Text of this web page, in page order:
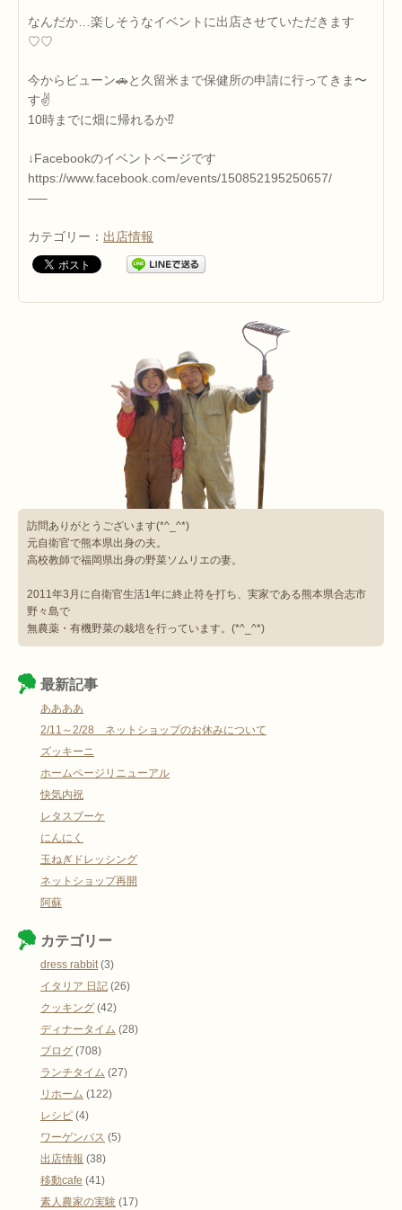
なんだか…楽しそうなイベントに出店させていただきます
♡♡
今からビューン🚗と久留米まで保健所の申請に行ってきま〜
す✌️
10時までに畑に帰れるか⁉️
↓Facebookのイベントページです
https://www.facebook.com/events/150852195250657/
—–
カテゴリー： 出店情報
訪問ありがとうございます(*^_^*)
元自衛官で熊本県出身の夫。
高校教師で福岡県出身の野菜ソムリエの妻。
2011年3月に自衛官生活1年に終止符を打ち、実家である熊本県合志市
野々島で
無農薬・有機野菜の栽培を行っています。(*^_^*)
最新記事
ああああ
2/11～2/28 ネットショップのお休みについて
ズッキーニ
ホームページリニューアル
快気内祝
レタスブーケ
にんにく
玉ねぎドレッシング
ネットショップ再開
阿蘇
カテゴリー
dress rabbit (3)
イタリア 日記 (26)
クッキング (42)
ディナータイム (28)
ブログ (708)
ランチタイム (27)
リホーム (122)
レシピ (4)
ワーゲンバス (5)
出店情報 (38)
移動cafe (41)
素人農家の実験 (17)